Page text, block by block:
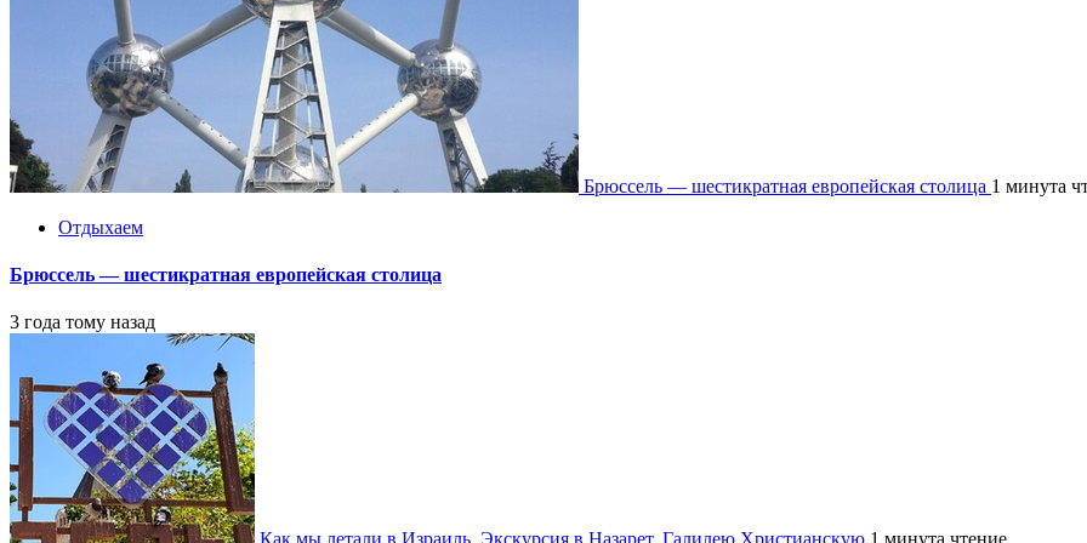
Брюссель — шестикратная европейская столица 1 минута
Отдыхаем
Брюссель — шестикратная европейская столица
3 года тому назад